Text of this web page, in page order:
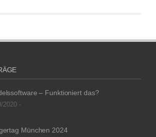
– Funktioniert das?
2020 -
München 2024